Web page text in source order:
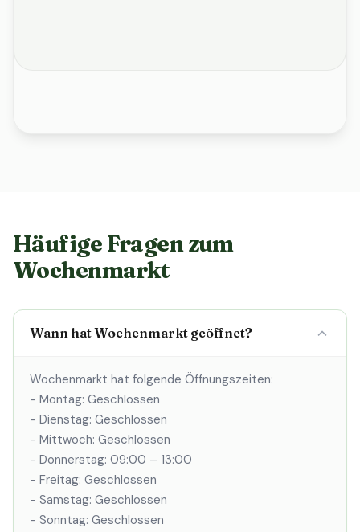
Häufige Fragen zum
Wochenmarkt
Wann hat Wochenmarkt geöffnet?
Wochenmarkt hat folgende Öffnungszeiten:
- Montag: Geschlossen
- Dienstag: Geschlossen
- Mittwoch: Geschlossen
- Donnerstag: 09:00 – 13:00
- Freitag: Geschlossen
- Samstag: Geschlossen
- Sonntag: Geschlossen